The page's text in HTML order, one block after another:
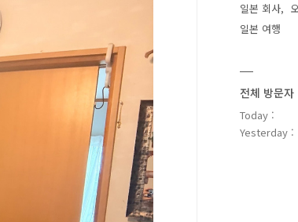
일본 회사
일본 여행
전체 방문자
Today :
Yesterday :